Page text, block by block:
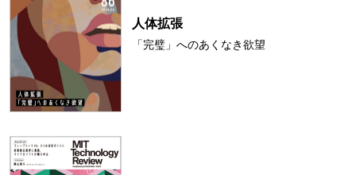
人体拡張
「完璧」へのあくなき欲望